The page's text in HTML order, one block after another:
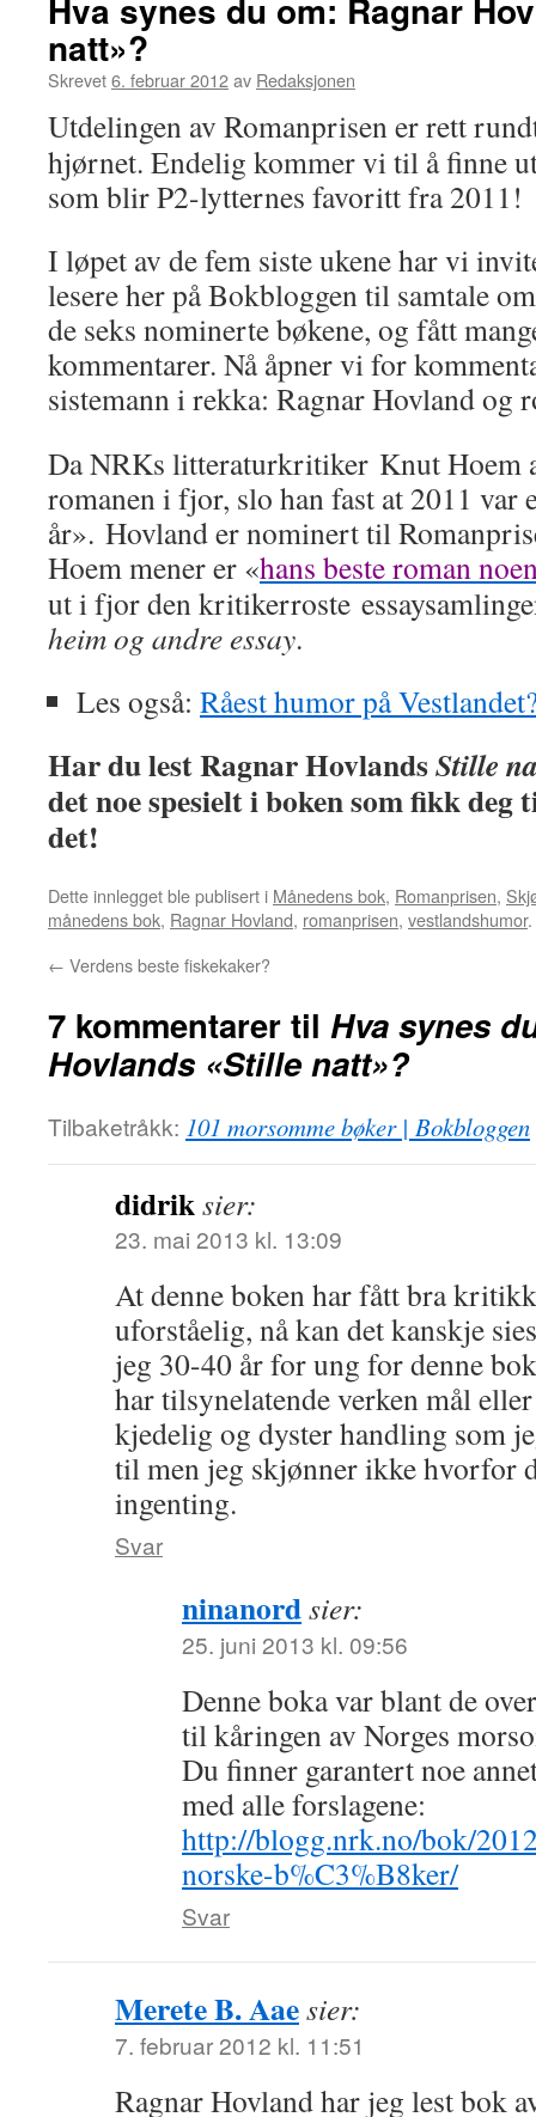
Hva synes du om: Ragnar
natt»?
Skrevet6. februar 2012av Redaksjonen
Utdelingen av Romanprisen er rett
hjørnet. Endelig kommer vi til å finne
som blir P2-lytternes favoritt fra 2011!
I løpet av de fem siste ukene har vi
lesere her på Bokbloggen til samtale
de seks nominerte bøkene, og fått
kommentarer. Nå åpner vi for
sistemann i rekka: Ragnar Hovland og
Da NRKs litteraturkritiker Knut Hoem
romanen i fjor, slo han fast at 2011 var
år». Hovland er nominert til
Hoem mener er «hans beste roman
ut i fjor den kritikerroste
heim og andre essay.
Les også: Råest humor på
Har du lest Ragnar HovlandsStille
det noe spesielt i boken som fikk deg
det!
Dette innlegget ble publisert i Månedens bok, Romanprisen,
månedens bok, Ragnar Hovland, romanprisen, vestlandshumor
← Verdens beste fiskekaker?
7 kommentarer til Hva synes
Hovlands «Stille natt»?
Tilbaketråkk: 101 morsomme bøker | Bokbloggen
didriksier:
23. mai 2013 kl. 13:09
At denne boken har fått bra
uforståelig, nå kan det kanskje
jeg 30-40 år for ung for denne
har tilsynelatende verken mål
kjedelig og dyster handling som
til men jeg skjønner ikke hvorfor
ingenting.
Svar
ninanordsier:
25. juni 2013 kl. 09:56
Denne boka var blant de
til kåringen av Norges
Du finner garantert noe
med alle forslagene:
http://blogg.nrk.no/bok/
norske-b%C3%B8ker/
Svar
Merete B. Aaesier:
7. februar 2012 kl. 11:51
Ragnar Hovland har jeg lest bok